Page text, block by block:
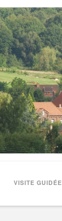
VISITE GUIDÉE